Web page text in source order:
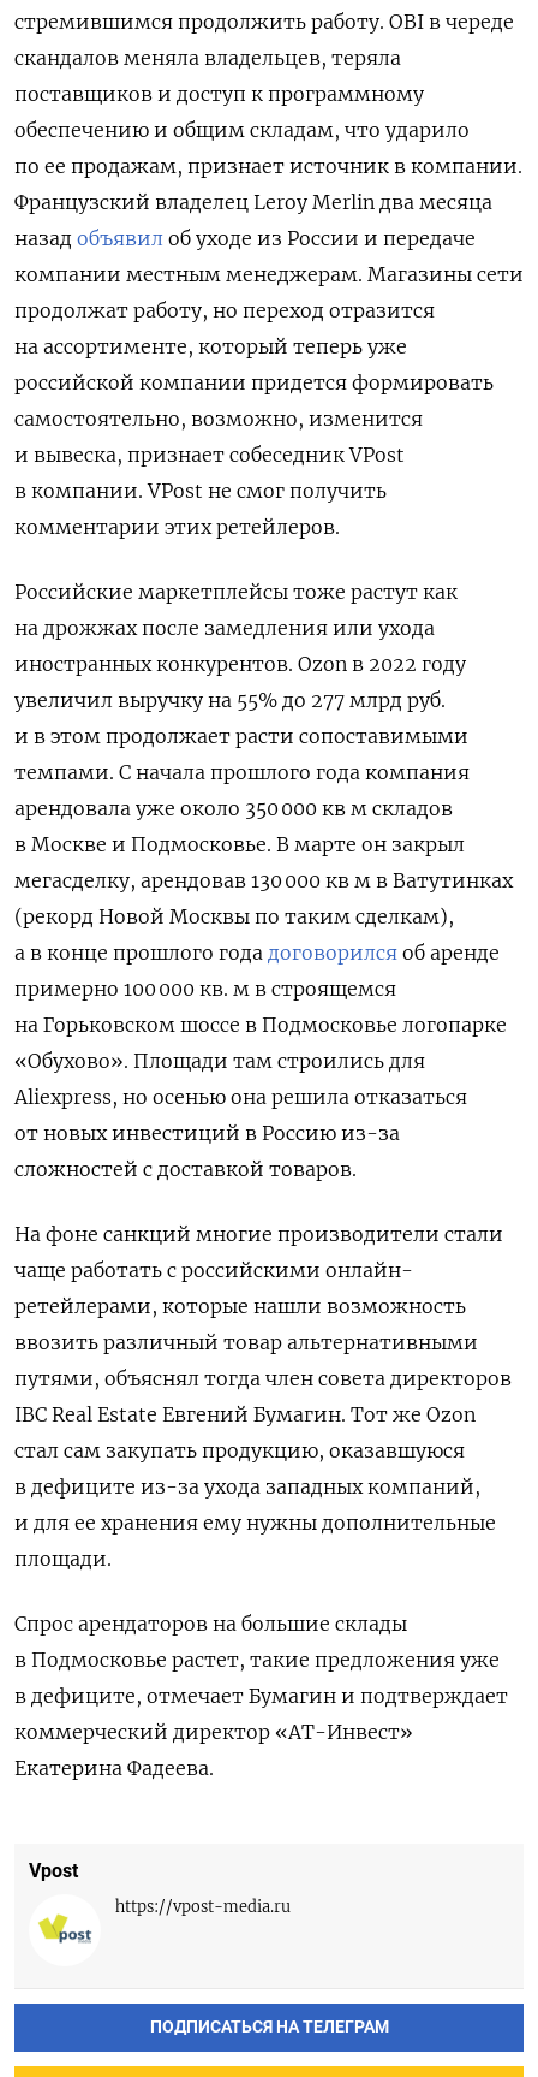
стремившимся продолжить работу. OBI в череде
скандалов меняла владельцев, теряла
поставщиков и доступ к программному
обеспечению и общим складам, что ударило
по ее продажам, признает источник в компании.
Французский владелец Leroy Merlin два месяца
назад объявил об уходе из России и передаче
компании местным менеджерам. Магазины сети
продолжат работу, но переход отразится
на ассортименте, который теперь уже
российской компании придется формировать
самостоятельно, возможно, изменится
и вывеска, признает собеседник VPost
в компании. VPost не смог получить
комментарии этих ретейлеров.
Российские маркетплейсы тоже растут как
на дрожжах после замедления или ухода
иностранных конкурентов. Ozon в 2022 году
увеличил выручку на 55% до 277 млрд руб.
и в этом продолжает расти сопоставимыми
темпами. С начала прошлого года компания
арендовала уже около 350 000 кв м складов
в Москве и Подмосковье. В марте он закрыл
мегасделку, арендовав 130 000 кв м в Ватутинках
(рекорд Новой Москвы по таким сделкам),
а в конце прошлого года договорился об аренде
примерно 100 000 кв. м в строящемся
на Горьковском шоссе в Подмосковье логопарке
«Обухово». Площади там строились для
Aliexpress, но осенью она решила отказаться
от новых инвестиций в Россию из-за
сложностей с доставкой товаров.
На фоне санкций многие производители стали
чаще работать с российскими онлайн-
ретейлерами, которые нашли возможность
ввозить различный товар альтернативными
путями, объяснял тогда член совета директоров
IBC Real Estate Евгений Бумагин. Тот же Ozon
стал сам закупать продукцию, оказавшуюся
в дефиците из-за ухода западных компаний,
и для ее хранения ему нужны дополнительные
площади.
Спрос арендаторов на большие склады
в Подмосковье растет, такие предложения уже
в дефиците, отмечает Бумагин и подтверждает
коммерческий директор «АТ-Инвест»
Екатерина Фадеева.
Vpost
https://vpost-media.ru
ПОДПИСАТЬСЯ НА ТЕЛЕГРАМ